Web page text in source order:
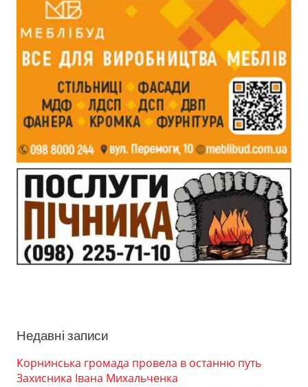
Недавні записи
Корнинська громада провела в останню путь
Захисника Івана Михальченка